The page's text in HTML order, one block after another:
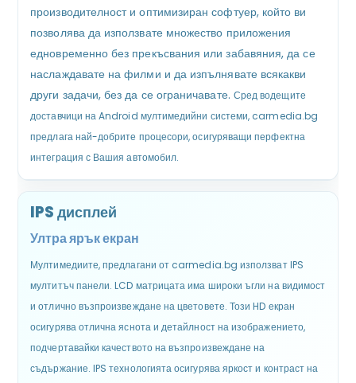
производителност и оптимизиран софтуер, който ви
позволява да използвате множество приложения
едновременно без прекъсвания или забавяния, да се
наслаждавате на филми и да изпълнявате всякакви
други задачи, без да се ограничавате. Сред водещите
доставчици на Android мултимедийни системи, carmedia.bg
предлага най-добрите процесори, осигуряващи перфектна
интеграция с Вашия автомобил.
IPS дисплей
Ултра ярък екран
Мултимедиите, предлагани от carmedia.bg използват IPS
мултитъч панели. LCD матрицата има широки ъгли на видимост
и отлично възпроизвеждане на цветовете. Този HD екран
осигурява отлична яснота и детайлност на изображението,
подчертавайки качеството на възпроизвеждане на
съдържание. IPS технологията осигурява яркост и контраст на